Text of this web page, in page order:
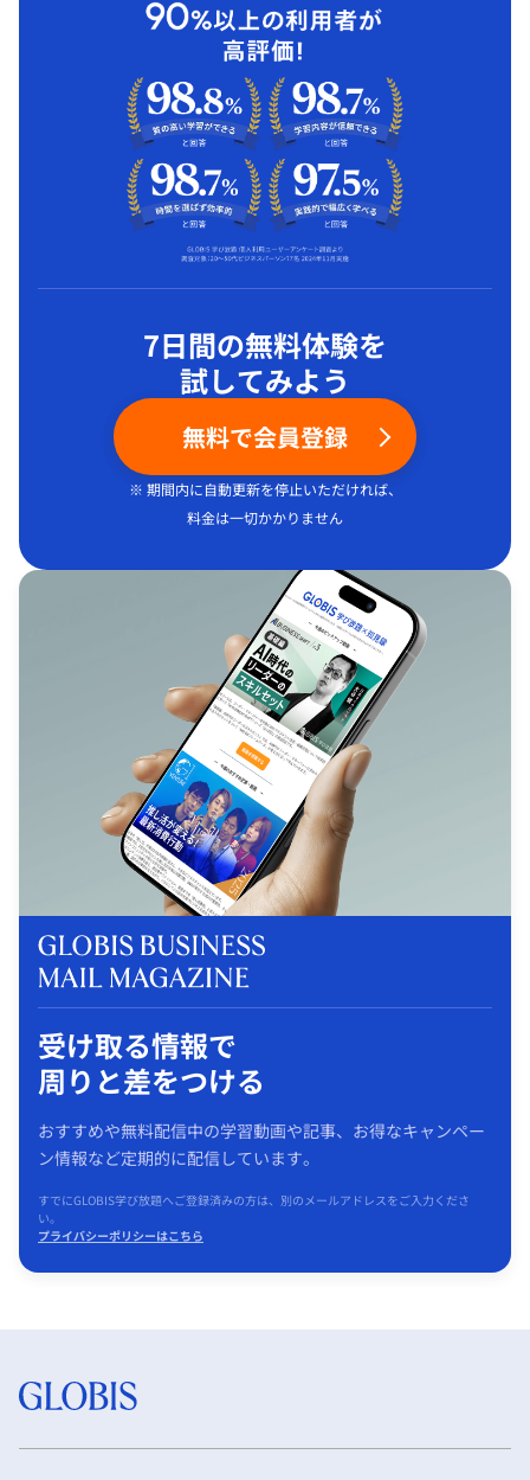
7日間の無料体験を
試してみよう
無料で会員登録
※ 期間内に自動更新を停止いただければ、
料金は一切かかりません
受け取る情報で
周りと差をつける
おすすめや無料配信中の学習動画や記事、お得なキャンペー
ン情報など定期的に配信しています。
すでにGLOBIS学び放題へご登録済みの方は、別のメールアドレスをご入力くださ
い。
プライバシーポリシーはこちら